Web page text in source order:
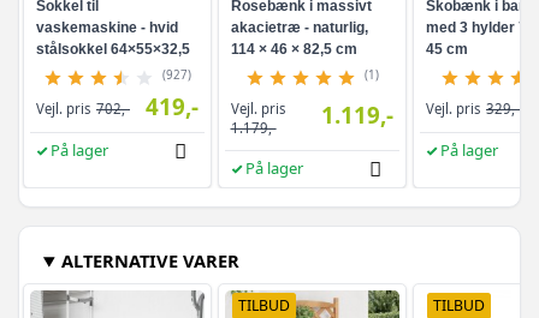
Sokkel til
vaskemaskine - hvid
stålsokkel 64×55×32,5
cm
(927)
Vejl. pris 702,- 419,-
På lager
Rosebænk i massivt
akacietræ - naturlig,
114 × 46 × 82,5 cm
(1)
Vejl. pris
1.179,-
1.119,-
På lager
Skobænk i
med 3 hylder 70
45 cm
Vejl. pris 329,-
På lager
ALTERNATIVE VARER
TILBUD TILBUD